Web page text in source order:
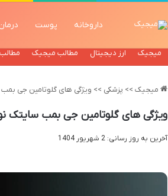
داروخانه پوست
میجیک ارز دیجیتال مطالب میجیک
میجیک >> پزشکی >> ویژگی های گلوتامین جی
ویژگی های گلوتامین جی بمب سایتک
آخرین به روز رسانی: 2 شهریور 1404